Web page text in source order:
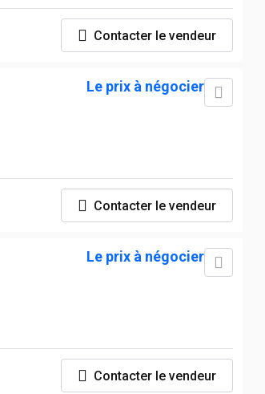
Contacter le vendeur
Le prix à négocier
Contacter le vendeur
Le prix à négocier
Contacter le vendeur